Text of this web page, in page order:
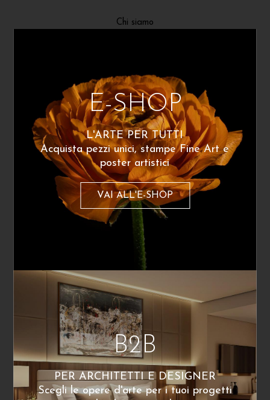
E-SHOP
L'ARTE PER TUTTI
Acquista pezzi unici, stampe Fine Art e
poster artistici
VAI ALL'E-SHOP
B2B
PER ARCHITETTI E DESIGNER
Scegli le opere d'arte per i tuoi progetti
Chi siamo
Gift Card
INFO
B2B
Contatti
Termini e condizioni
FAQ
ARTISTI
Vendi le tue opere
The Journal
NEWSLETTER